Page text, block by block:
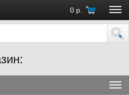
0 р.
до 18:00 (Москва)